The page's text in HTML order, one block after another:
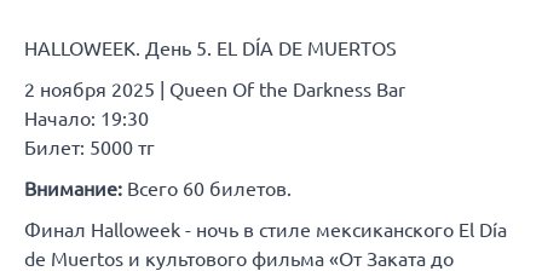
HALLOWEEK. День 5. EL DÍA DE MUERTOS
2 ноября 2025 | Queen Of the Darkness Bar
Начало: 19:30
Билет: 5000 тг
Внимание: Всего 60 билетов.
Финал Halloweek - ночь в стиле мексиканского El Día
de Muertos и культового фильма «От Заката до